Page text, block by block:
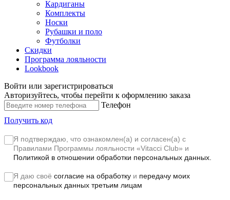
Кардиганы
Комплекты
Носки
Рубашки и поло
Футболки
Скидки
Программа лояльности
Lookbook
Войти или зарегистрироваться
Авторизуйтесь, чтобы перейти к оформлению заказа
Телефон
Получить код
Я подтверждаю, что ознакомлен(а) и согласен(а) с
Правилами Программы лояльности «Vitacci Club» и
Политикой в отношении обработки персональных данных.
Я даю своё согласие на обработку и передачу моих
персональных данных третьим лицам